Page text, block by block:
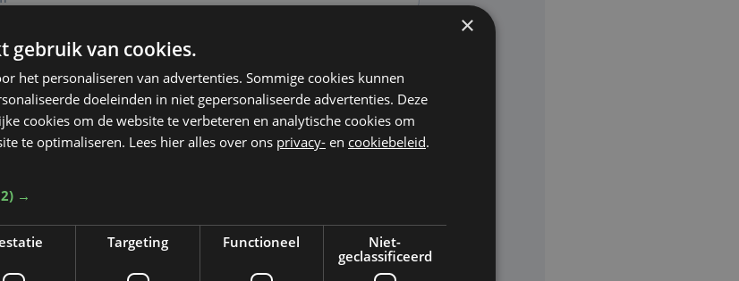
van toepassing)
gepubliceerd zal worden*
×
gebruik van cookies.
het personaliseren van advertenties. Sommige cookies kunnen
doeleinden in niet gepersonaliseerde advertenties. Deze
cookies om de website te verbeteren en analytische cookies om
te optimaliseren. Lees hier alles over ons privacy- en cookiebeleid.
→
Targeting Functioneel
Niet-
geclassificeerd